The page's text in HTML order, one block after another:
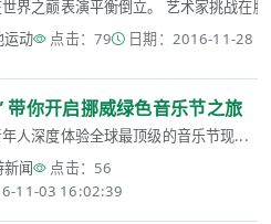
界之巅表演平衡倒立。 艺术家挑战在
运动 点击：79 日期：2016-11-28
带你开启挪威绿色音乐节之旅
人深度体验全球最顶级的音乐节现...
新闻
点击：56
11-03 16:02:39